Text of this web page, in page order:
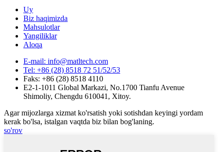
Uy
Biz haqimizda
Mahsulotlar
Yangiliklar
Aloqa
E-mail: info@matltech.com
Tel: +86 (28) 8518 72 51/52/53
Faks: +86 (28) 8518 4110
E2-1-1011 Global Markazi, No.1700 Tianfu Avenue
Shimoliy, Chengdu 610041, Xitoy.
Agar mijozlarga xizmat ko'rsatish yoki sotishdan keyingi yordam
kerak bo'lsa, istalgan vaqtda biz bilan bog'laning.
so'rov